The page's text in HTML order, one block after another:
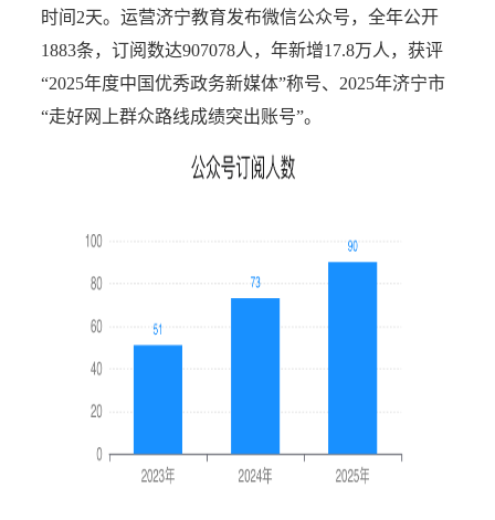
时间2天。运营济宁教育发布微信公众号，全年公开
1883条，订阅数达907078人，年新增17.8万人，获评
“2025年度中国优秀政务新媒体”称号、2025年济宁市
“走好网上群众路线成绩突出账号”。